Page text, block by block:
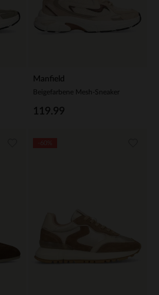
Manfield
Beigefarbene Mesh-Sneaker
119.99